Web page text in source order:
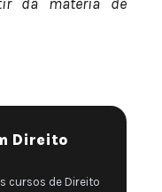
Direito
cursos de Direito